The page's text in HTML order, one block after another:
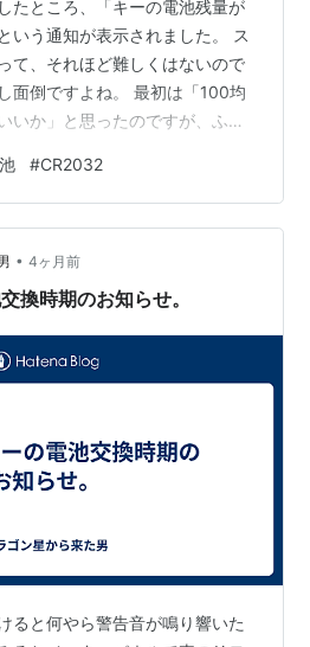
たところ、「キーの電池残量が
いう通知が表示されました。 ス
て、それほど難しくはないので
面倒ですよね。 最初は「100均
いか」と思ったのですが、ふと
が気になる どうせ交換するなら
使いたい そこでAmazonをのぞ
。 すると、キーに最初から入っ
製 CR2032 を発見。 しかも
Panasonic コイン形リチウ…
#CR2032
• 4ヶ月前
換時期のお知らせ。
ると何やら警告音が鳴り響いた